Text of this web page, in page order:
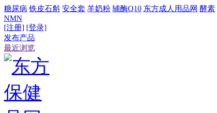
糖尿病 铁皮石斛 安全套 羊奶粉 辅酶Q10 东方成人用品网 酵素
NMN
[注册] [登录]
发布产品
最近浏览